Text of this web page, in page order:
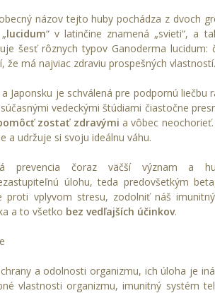
názov tejto huby pochádza z dvoch
lucidum“ v latinčine znamená „svieti“, a
šesť rôznych typov Ganoderma lucidum:
že má najviac zdraviu prospešných vlastností.
Japonsku je schválená pre podpornú liečbu
vedeckými štúdiami čiastočne
zostať zdravými a vôbec
a udržuje si svoju ideálnu váhu.
prevencia čoraz väčší význam a
úlohu, teda predovšetkým
proti vplyvom stresu, zodolniť náš
a to všetko bez vedľajších účinkov.
a odolnosti organizmu, ich úloha je
vlastnosti organizmu, imunitný systém